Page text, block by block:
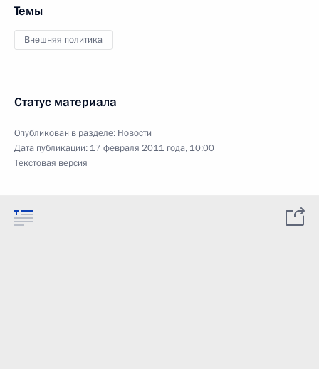
Темы
Внешняя политика
Статус материала
Опубликован в разделе: Новости
Дата публикации: 17 февраля 2011 года, 10:00
Текстовая версия